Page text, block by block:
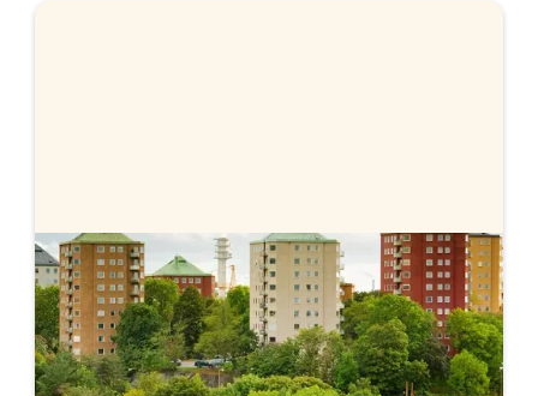
Prognosför bolåneräntor
Vi går igenom Riksbankens senaste
räntebesked, vad Riksbanken och marknaden
har för prognos på styrräntan och hur det i sin